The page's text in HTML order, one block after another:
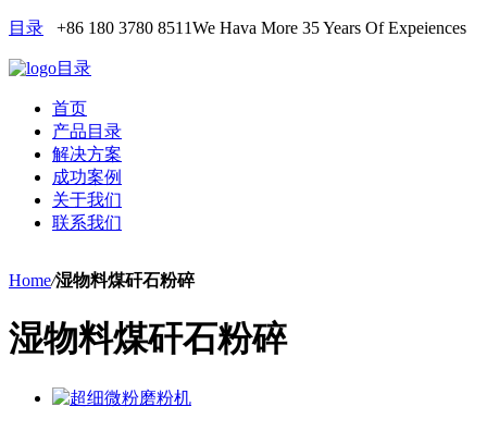
目录 +86 180 3780 8511We Hava More 35 Years Of Expeiences
目录
首页
产品目录
解决方案
成功案例
关于我们
联系我们
Home/湿物料煤矸石粉碎
湿物料煤矸石粉碎